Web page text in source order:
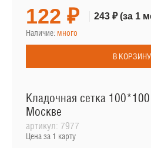
122 ₽ 243 ₽(за 1
Наличие: много
В КОРЗИНУ
Кладочная сетка
Москве
артикул: 7977
Цена за 1 карту